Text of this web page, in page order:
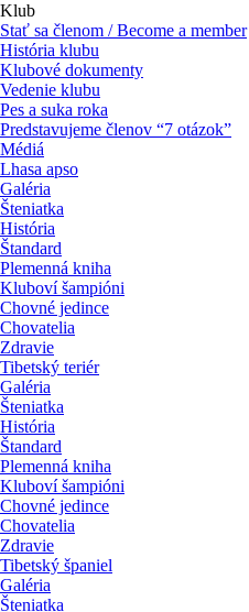
Klub
Stať sa členom / Become a member
História klubu
Klubové dokumenty
Vedenie klubu
Pes a suka roka
Predstavujeme členov “7 otázok”
Médiá
Lhasa apso
Galéria
Šteniatka
História
Štandard
Plemenná kniha
Kluboví šampióni
Chovné jedince
Chovatelia
Zdravie
Tibetský teriér
Galéria
Šteniatka
História
Štandard
Plemenná kniha
Kluboví šampióni
Chovné jedince
Chovatelia
Zdravie
Tibetský španiel
Galéria
Šteniatka